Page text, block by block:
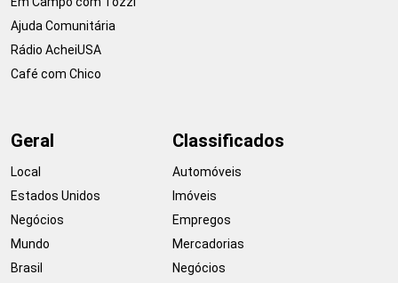
Ajuda Comunitária
Rádio AcheiUSA
Café com Chico
Geral
Local
Estados Unidos
Negócios
Mundo
Brasil
Classificados
Automóveis
Imóveis
Empregos
Mercadorias
Negócios